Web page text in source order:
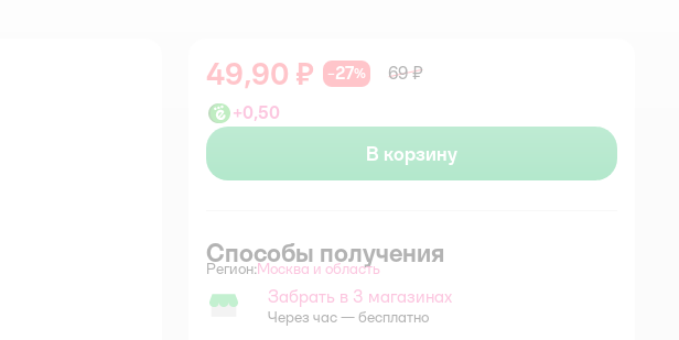
49,90 ₽ −27%
69 ₽
+0,50
В корзину
Способы получения
Регион: Выбор адреса доставки.
Москва и область
Забрать в магазине
Забрать в 3 магазинах
Через час — бесплатно